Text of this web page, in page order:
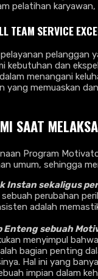
pelatihan
TEAM SERVICE
pelanggan
kebutuhan dan
menangani
memuaskan
SAAT
Program
umum, sehingga
Instan sekaligus
perubahan
adalah
Enteng sebuah
menyimpul
bagian penting
Hal ini yang
impian dalam